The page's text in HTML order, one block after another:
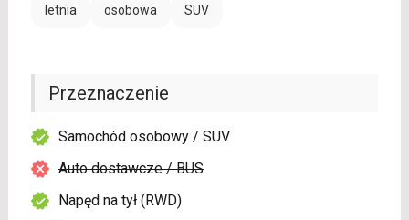
letnia osobowa SUV
Przeznaczenie
Samochód osobowy / SUV
Auto dostawcze / BUS
Napęd na tył (RWD)